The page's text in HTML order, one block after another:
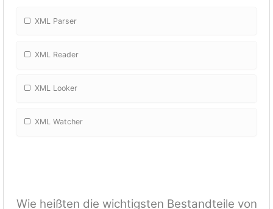
XML Parser
XML Reader
XML Looker
XML Watcher
Wie heißten die wichtigsten Bestandteile von